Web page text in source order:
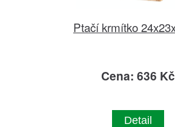
Ptačí krmítko
Cena: 636 Kč
Detail